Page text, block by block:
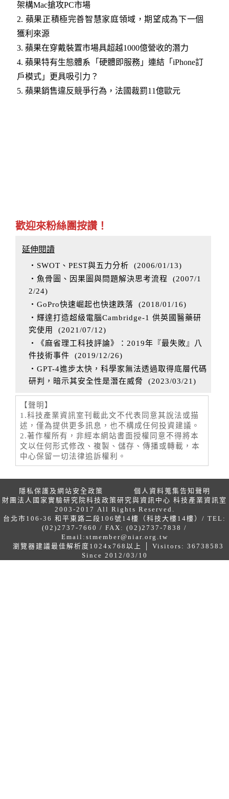
架構Mac搶攻PC市場
2. 蘋果正積極完善智慧家庭領域，期望成為下一個
獲利來源
3. 蘋果在穿戴裝置市場具超越1000億營收的潛力
4.蘋果特有生態體系「硬體即服務」連結「iPhone訂
戶模式」更具吸引力？
5. 蘋果銷售違反競爭行為，法國裁罰11億歐元
歡迎來粉絲團按讚！
延伸閱讀
‧SWOT、PEST與五力分析 (2006/01/13)
‧魚骨圖、因果圖與問題解決思考流程
(2007/1
2/24)
‧GoPro快速崛起也快速跌落 (2018/01/16)
‧輝達打造超級電腦Cambridge-1 供英國醫藥研
究使用
(2021/07/12)
‧《麻省理工科技評論》：2019年『最失敗』八
件技術事件 (2019/12/26)
‧GPT-4進步太快，科學家無法透過取得底層代碼
研判，暗示其安全性是潛在威脅
(2023/03/21 )
【聲明】
1.科技產業資訊室刊載此文不代表同意其說法或描
述，僅為提供更多訊息，也不構成任何投資建議。
2.著作權所有，非經本網站書面授權同意不得將本
文以任何形式修改、複製、儲存、傳播或轉載，本
中心保留一切法律追訴權利。
隱私保護及網站安全政策
個人資料蒐集告知聲明
財團法人國家實驗研究院科技政策研究與資訊中心 科技產業資訊室
2003-2017 All Rights Reserved.
台北市106-36 和平東路二段106號14樓（科技大樓14樓）/ TEL:
(02)2737-7660 / FAX: (02)2737-7838 /
Email: stmember@niar.org.tw
瀏覽器建議最佳解析度1024x768以上 │ Visitors: 36738583
Since 2012/03/10